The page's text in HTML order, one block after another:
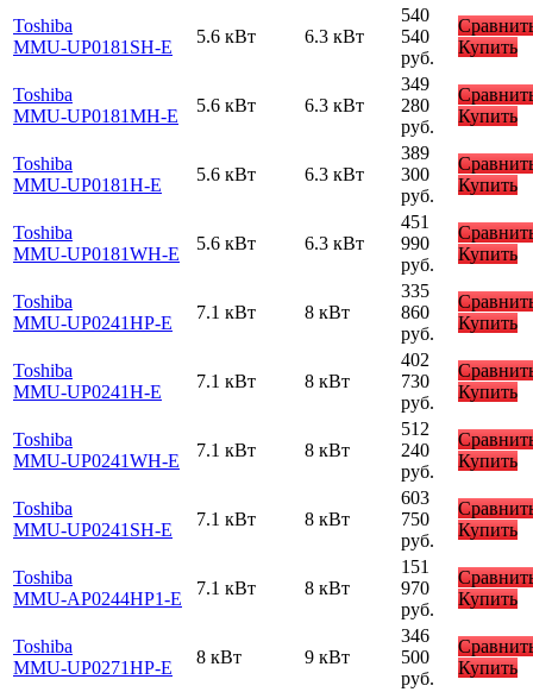
Toshiba
MMU-UP0181SH-E
5.6 кВт 6.3 кВт
540
540
руб.
Купить
Toshiba
MMU-UP0181MH-E
5.6 кВт 6.3 кВт
349
280
руб.
Купить
Toshiba
MMU-UP0181H-E
5.6 кВт 6.3 кВт
389
300
руб.
Купить
Toshiba
MMU-UP0181WH-E
5.6 кВт 6.3 кВт
451
990
руб.
Купить
Toshiba
MMU-UP0241HP-E
7.1 кВт 8 кВт
335
860
руб.
Купить
Toshiba
MMU-UP0241H-E
7.1 кВт 8 кВт
402
730
руб.
Купить
Toshiba
MMU-UP0241WH-E
7.1 кВт 8 кВт
512
240
руб.
Купить
Toshiba
MMU-UP0241SH-E
7.1 кВт 8 кВт
603
750
руб.
Купить
Toshiba
MMU-AP0244HP1-E
7.1 кВт 8 кВт
151
970
руб.
Купить
Toshiba
MMU-UP0271HP-E
8 кВт 9 кВт
346
500
руб.
Купить